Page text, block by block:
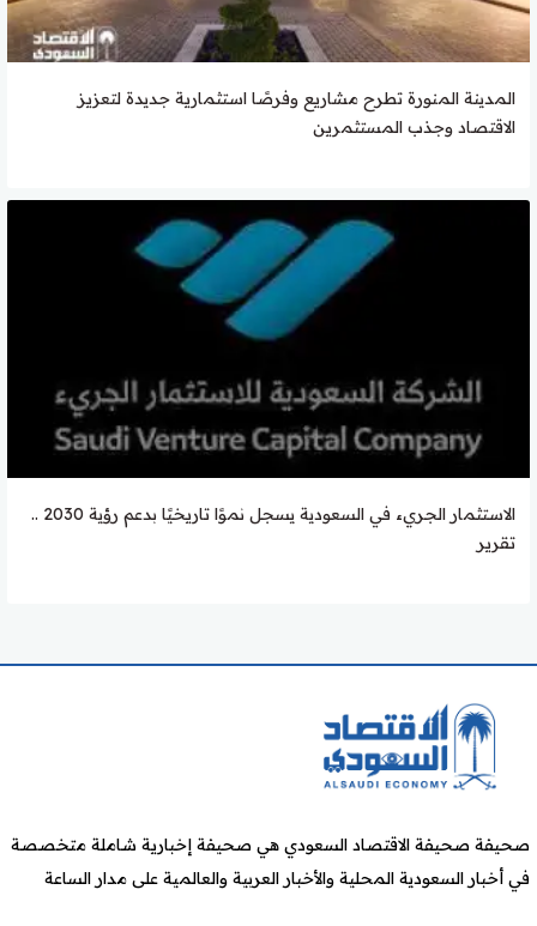
المدينة المنورة تطرح مشاريع وفرصًا استثمارية جديدة لتعزيز
الاقتصاد وجذب المستثمرين
الاستثمار الجريء في السعودية يسجل نموًا تاريخيًا بدعم رؤية 2030 ..
تقرير
صحيفة صحيفة الاقتصاد السعودي هي صحيفة إخبارية شاملة متخصصة
في أخبار السعودية المحلية والأخبار العربية والعالمية على مدار الساعة